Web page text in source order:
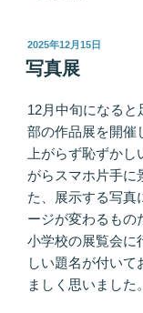
投
稿
日:
2025年12月15日
写真展
12月中旬になる
部の作品展を開催
上がらず恥ずか
がらスマホ片手に
た、展示する写真
ージが変わるもの
小学校の展覧会に
しい題名が付い
ましく思いました。